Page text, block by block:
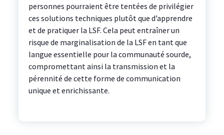
personnes pourraient être tentées de privilégier
ces solutions techniques plutôt que d’apprendre
et de pratiquer la LSF. Cela peut entraîner un
risque de marginalisation de la LSF en tant que
langue essentielle pour la communauté sourde,
compromettant ainsi la transmission et la
pérennité de cette forme de communication
unique et enrichissante.